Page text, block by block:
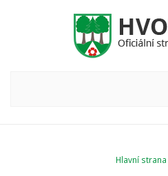
Hlavní strana